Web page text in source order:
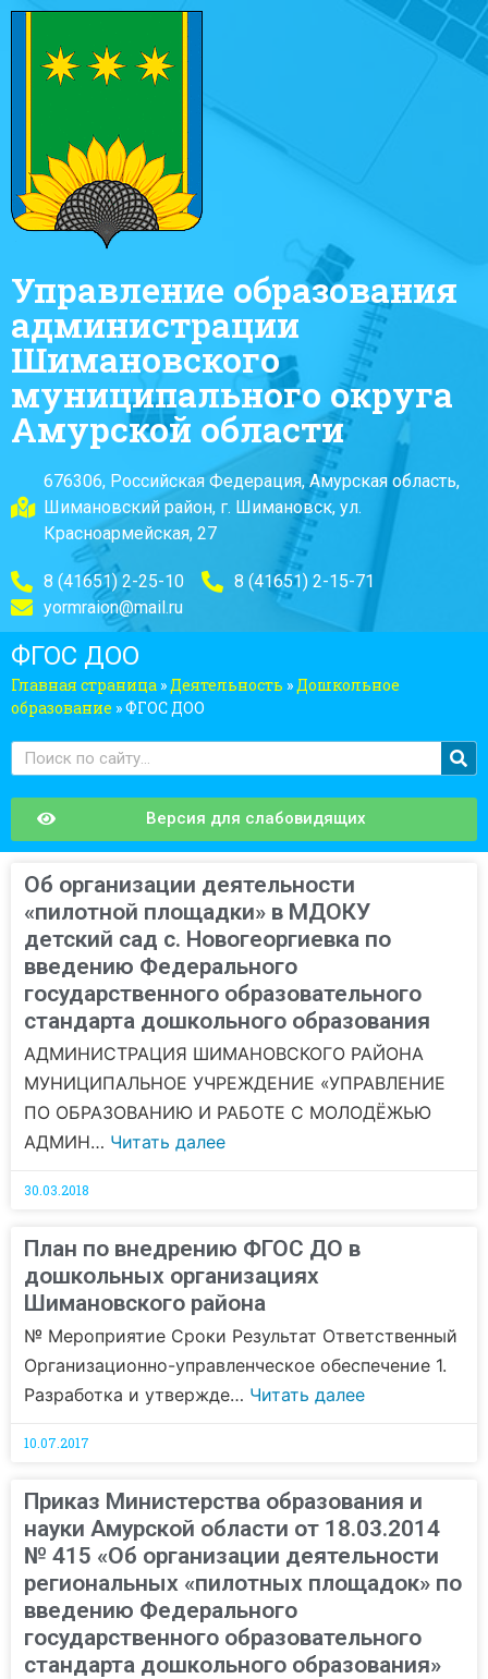
Управление образования
администрации
Шимановского
муниципального округа
Амурской области
676306, Российская Федерация, Амурская область,
Шимановский район, г. Шимановск, ул.
Красноармейская, 27
8 (41651) 2-25-10
8 (41651) 2-15-71
yormraion@mail.ru
ФГОС ДОО
Главная страница »Деятельность »Дошкольное
образование »ФГОС ДОО
Версия для слабовидящих
Об организации деятельности
«пилотной площадки» в МДОКУ
детский сад с. Новогеоргиевка по
введению Федерального
государственного образовательного
стандарта дошкольного образования
АДМИНИСТРАЦИЯ ШИМАНОВСКОГО РАЙОНА
МУНИЦИПАЛЬНОЕ УЧРЕЖДЕНИЕ «УПРАВЛЕНИЕ
ПО ОБРАЗОВАНИЮ И РАБОТЕ С МОЛОДЁЖЬЮ
АДМИН… Читать далее
30.03.2018
План по внедрению ФГОС ДО в
дошкольных организациях
Шимановского района
№ Мероприятие Сроки Результат Ответственный
Организационно-управленческое обеспечение 1.
Разработка и утвержде… Читать далее
10.07.2017
Приказ Министерства образования и
науки Амурской области от 18.03.2014
№ 415 «Об организации деятельности
региональных «пилотных площадок» по
введению Федерального
государственного образовательного
стандарта дошкольного образования»